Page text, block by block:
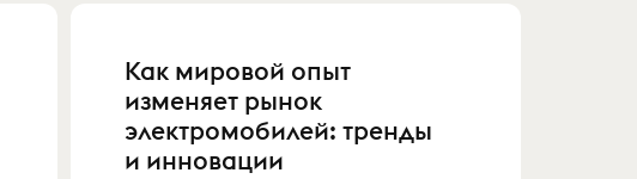
Как мировой опыт
изменяет рынок
электромобилей: тренды
и инновации